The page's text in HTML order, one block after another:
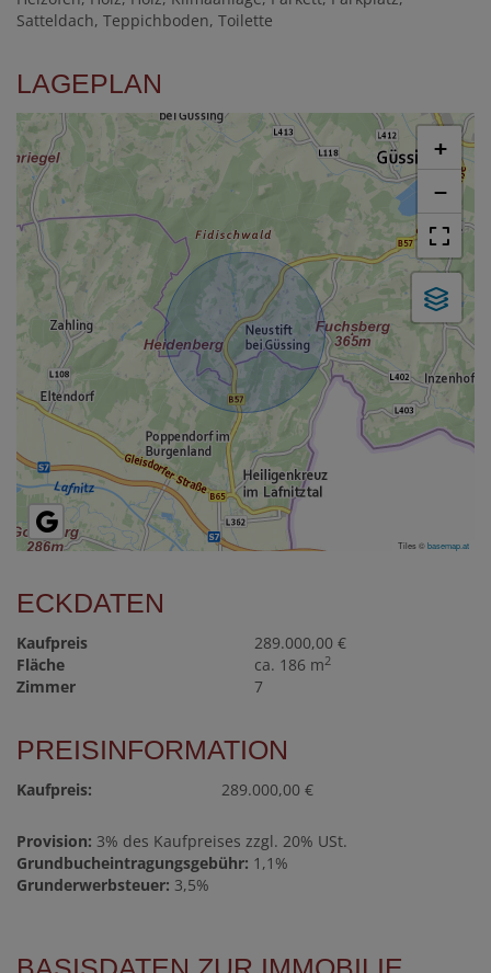
Satteldach Teppichboden Toilette
LAGEPLAN
+
−
Tiles ©basemap.at
ECKDATEN
Kaufpreis
289.000,00 €
Fläche
ca. 186 m2
Zimmer 7
PREISINFORMATION
Kaufpreis: 289.000,00 €
Provision: 3% des Kaufpreises zzgl. 20% USt.
Grundbucheintragungsgebühr: 1,1%
Grunderwerbsteuer: 3,5%